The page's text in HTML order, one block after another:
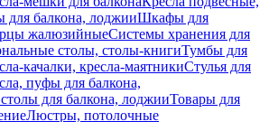
для балкона, лоджииШкафы для
жалюзийныеСистемы хранения для
столы, столы-книгиТумбы для
качалки, кресла-маятникиСтулья для
пуфы для балкона,
для балкона, лоджииТовары для
Люстры, потолочные